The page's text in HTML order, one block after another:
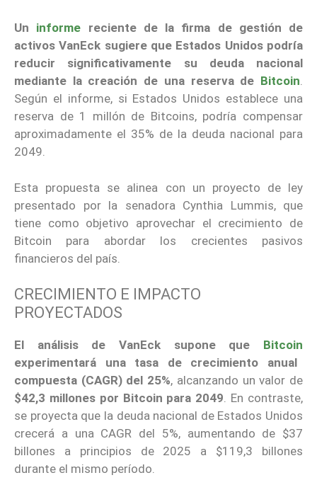
Un informe reciente de la firma de gestión de
activos VanEck sugiere que Estados Unidos podría
reducir significativamente su deuda nacional
mediante la creación de una reserva de Bitcoin.
Según el informe, si Estados Unidos establece una
reserva de 1 millón de Bitcoins, podría compensar
aproximadamente el 35% de la deuda nacional para
2049.
Esta propuesta se alinea con un proyecto de ley
presentado por la senadora Cynthia Lummis, que
tiene como objetivo aprovechar el crecimiento de
Bitcoin para abordar los crecientes pasivos
financieros del país.
CRECIMIENTO E IMPACTO
PROYECTADOS
El análisis de VanEck supone que Bitcoin
experimentará una tasa de crecimiento anual
compuesta (CAGR) del 25%, alcanzando un valor de
$42,3 millones por Bitcoin para 2049. En contraste,
se proyecta que la deuda nacional de Estados Unidos
crecerá a una CAGR del 5%, aumentando de $37
billones a principios de 2025 a $119,3 billones
durante el mismo período.